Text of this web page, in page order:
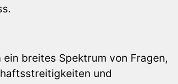
breites Spektrum von Fragen,
und